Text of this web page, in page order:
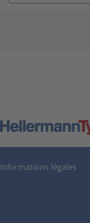
Informations légales